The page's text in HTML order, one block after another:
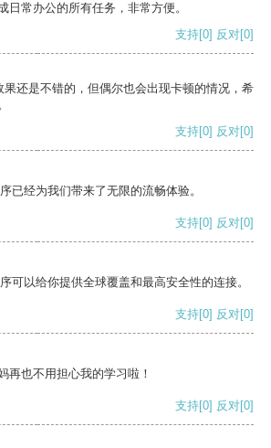
日常办公的所有任务，非常方便。
支持[0] 反对[0]
还是不错的，但偶尔也会出现卡顿的情况，希
支持[0] 反对[0]
已经为我们带来了无限的流畅体验。
支持[0] 反对[0]
可以给你提供全球覆盖和最高安全性的连接。
支持[0] 反对[0]
再也不用担心我的学习啦！
支持[0] 反对[0]